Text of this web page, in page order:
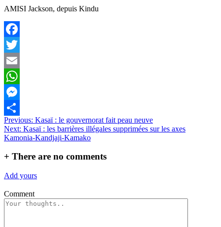
AMISI Jackson, depuis Kindu
Facebook
Twitter
Email
WhatsApp
Messenger
Partager
Navigation
de
Previous: Kasaï : le gouvernorat fait peau neuve
Next: Kasaï : les barrières illégales supprimées sur les axes
Kamonia-Kandjaji-Kamako
+ There are no comments
Add yours
Comment